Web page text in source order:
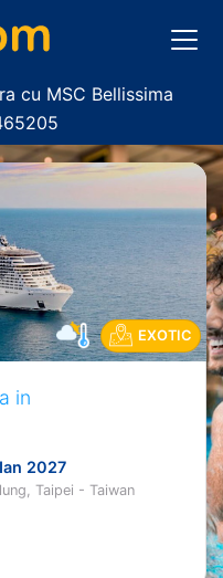
cu MSC Bellissima
EXOTIC
in
2027
Taipei - Taiwan